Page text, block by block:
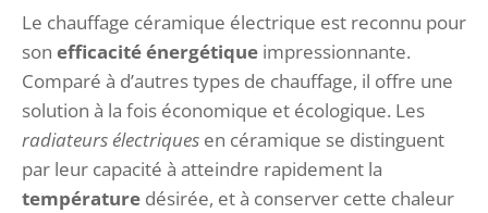
Le chauffage céramique électrique est reconnu pour
son efficacité énergétique impressionnante.
Comparé à d’autres types de chauffage, il offre une
solution à la fois économique et écologique. Les
radiateurs électriques en céramique se distinguent
par leur capacité à atteindre rapidement la
température désirée, et à conserver cette chaleur